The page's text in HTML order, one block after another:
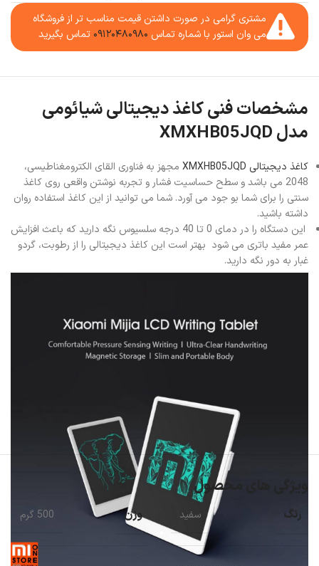
مشتری گرامی در صورت داشتن قیمت مناسب تر از فروشگاه
می وان استور با شماره تماس ۰۹۱۲۰۴۸۰۹۸۰ تماس بگیرید
مشخصات فنی کاغذ دیجیتالی شیائومی
مدل XMXHB05JQD
کاغذ دیجیتالی XMXHB05JQD
مجهز به فناوری القای الکترومغناطیسی،
2048 می باشد و سطح حساسیت فشار و تجربه نوشتن واقعی روی کاغذ
سنتی را برای شما بو جود می آورد. شما می توانید از این کاغذ استفاده روان
داشته باشید.
این دستگاه را در دمای 0 تا 40 درجه سلسیوس نگه دارید که باعث افزایش
عمر مفید باتری می شود بهتر است این کاغذ دیجیتالی را از رطوبت، گردو
غبار به دور نگه دارید.
ویژگی های محصول
رنگ سفید وزن 500 گرم